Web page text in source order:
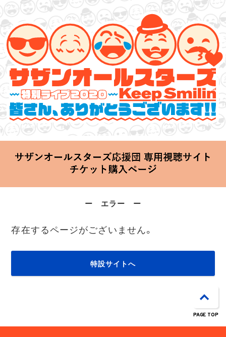
サザンオールスターズ 特別ライブ 2020
「Keep Smilin’～皆さん、ありがとうございます!!～」
2020.06.25 Thu 20:00 Start at 横浜アリーナ
ー エラー ー
存在するページがございません。
特設サイトへ
PAGE TOP